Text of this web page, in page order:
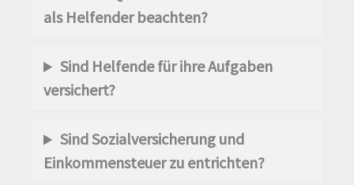
als Helfender beachten?
Sind Helfende für ihre Aufgaben
versichert?
Sind Sozialversicherung und
Einkommensteuer zu entrichten?